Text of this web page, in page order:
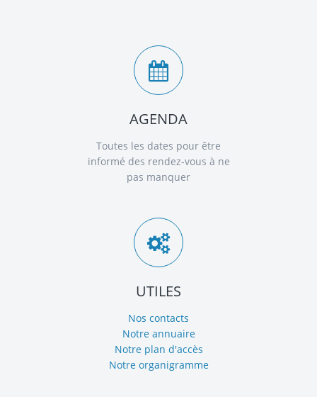
AGENDA
Toutes les dates pour être
informé des rendez-vous à ne
pas manquer
UTILES
Nos contacts
Notre annuaire
Notre plan d'accès
Notre organigramme